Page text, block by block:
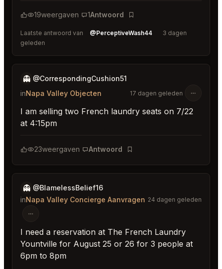
19weergaven 1Antwoord
Bladwijzer
Laatste antwoord van @PerceptiveWash44
3 dagen
geleden
👻 @CorrespondingCushion51
inNapa Valley Objecten 17 dagen geleden
I am selling two French laundry seats on 7/22
at 4:15pm
23weergaven Antwoord
Bladwijzer
👻 @BlamelessBelief16
inNapa Valley Concierge Aanvragen 24 dagen geleden
I need a reservation at The French Laundry
Yountville for August 25 or 26 for 3 people at
6pm to 8pm